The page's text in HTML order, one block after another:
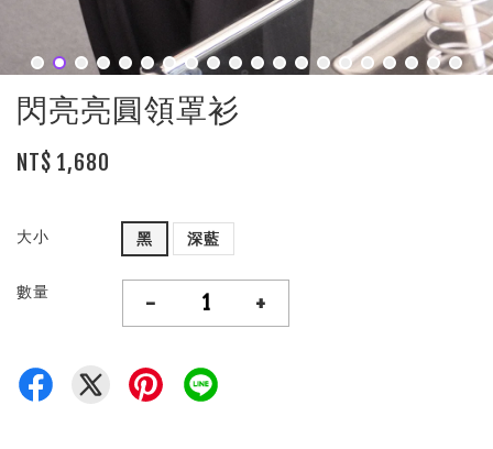
閃亮亮圓領罩衫
NT$ 1,680
大小 黑 深藍
數量 - +